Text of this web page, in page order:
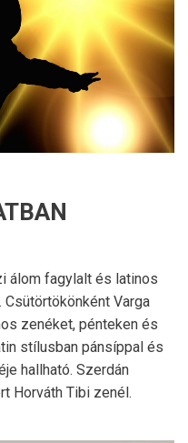
álom fagylalt és latinos
. Csütörtökönként Varga
zenéket, pénteken és
stílusban pánsíppal és
hallható. Szerdán
Horváth Tibi zenél.